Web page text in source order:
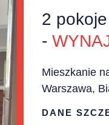
2
-
Mieszkanie
Warszawa,
DANE